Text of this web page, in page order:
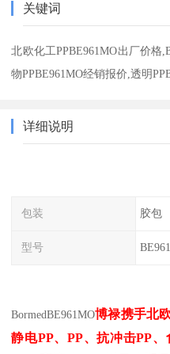
关键词
北欧化工PPBE961MO出厂价格
物PPBE961MO经销报价,透明
详细说明
包装 胶包
型号
BormedBE961MO博禄携手北
静电PP、PP、抗冲击PP、